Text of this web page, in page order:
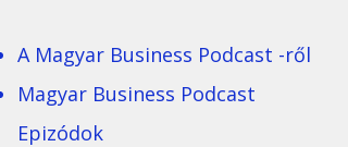
A Magyar Business Podcast -ről
Magyar Business Podcast
Epizódok